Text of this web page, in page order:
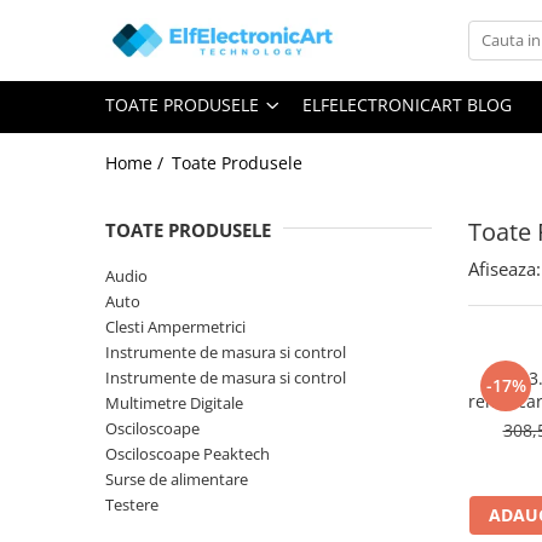
Toate Produsele
Audio
Clesti Ampermetrici
Scule Atelier
Surse de alimentare
Termometre
Osciloscoape
Osciloscoape AXIOMET
TOATE PRODUSELE ELFELECTRONICART BLOG
Home / Toate Produsele
Toate
TOATE PRODUSELE
Audio
Auto
Clesti Ampermetrici
Instrumente de masura si control
Instrumente de masura si control
Multimetre Digitale
Osciloscoape
Osciloscoape Peaktech
Surse de alimentare
Testere
Afiseaza:
-17%
sau